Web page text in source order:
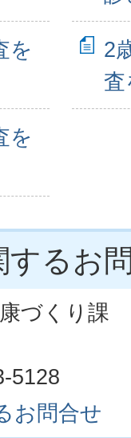
を
2
査
を
するお
づくり課
5128
お問合せ